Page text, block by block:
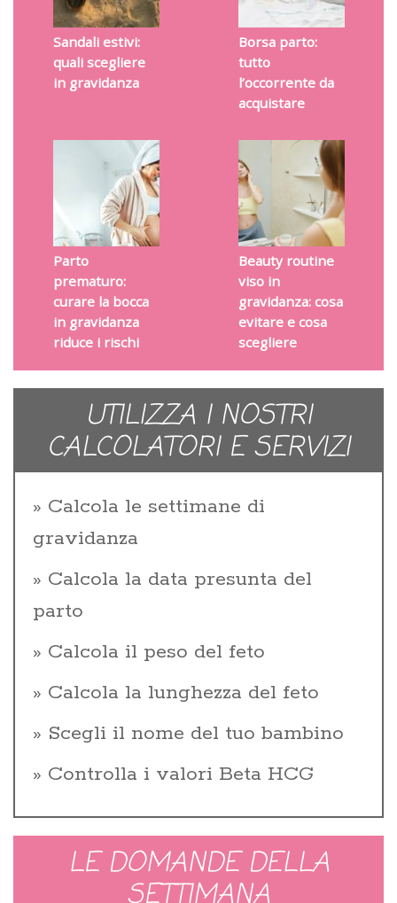
Sandali estivi:
quali scegliere
in gravidanza
Borsa parto:
tutto
l’occorrente da
acquistare
Parto
prematuro:
curare la bocca
in gravidanza
riduce i rischi
Beauty routine
viso in
gravidanza: cosa
evitare e cosa
scegliere
UTILIZZA I NOSTRI
CALCOLATORI E SERVIZI
Calcola le settimane di
gravidanza
Calcola la data presunta del
parto
Calcola il peso del feto
Calcola la lunghezza del feto
Scegli il nome del tuo bambino
Controlla i valori Beta HCG
LE DOMANDE DELLA